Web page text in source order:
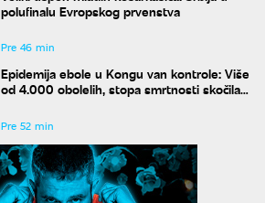
polufinalu Evropskog prvenstva
Pre 46 min
Epidemija ebole u Kongu van kontrole: Više
od 4.000 obolelih, stopa smrtnosti skočila
Pre 52 min